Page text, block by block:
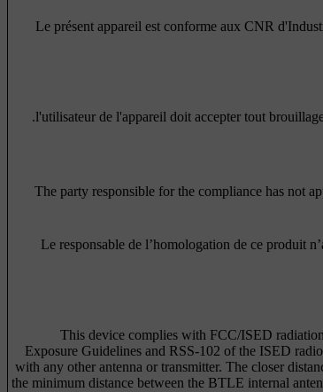
Le présent appareil est conforme aux CNR
The party responsible for the compliance has not
Le responsable de l’homologation de ce produit
This device complies with FCC/ISED
Exposure Guidelines and RSS-102 of the ISED
with any other antenna or transmitter. The closer
the minimum distance between the BTLE internal